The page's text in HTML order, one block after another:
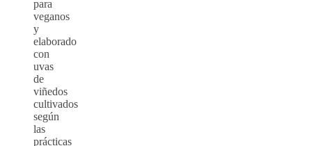
para
veganos
y
elaborado
con
uvas
de
viñedos
cultivados
según
las
prácticas